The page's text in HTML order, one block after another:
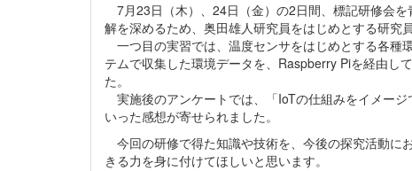
7月23日（木）、24日（金）の2日間、標記研修会
解を深めるため、奥田雄人研究員をはじめとする研究
一つ目の実習では、温度センサをはじめとする各種
テムで収集した環境データを、Raspberry Piを経由し
た。
実施後のアンケートでは、「IoTの仕組みをイメー
いった感想が寄せられました。
今回の研修で得た知識や技術を、今後の探究活動に
きる力を身に付けてほしいと思います。